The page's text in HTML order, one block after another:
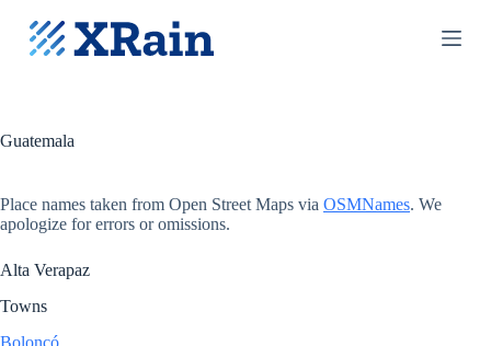
S
k
c
t
e
Guatemala
Place names taken from Open Street Maps via OSMNames. We
apologize for errors or omissions.
Alta Verapaz
Towns
Boloncó